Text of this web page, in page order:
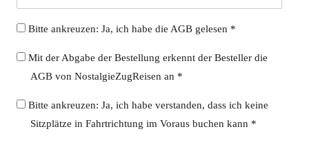
AGB
Bitte ankreuzen: Ja, ich habe die AGB gelesen *
AGB
anerkannt
Mit der Abgabe der Bestellung erkennt der Besteller die
AGB von NostalgieZugReisen an *
Fahrtrichtung
Bitte ankreuzen: Ja, ich habe verstanden, dass ich keine
Sitzplätze in Fahrtrichtung im Voraus buchen kann *